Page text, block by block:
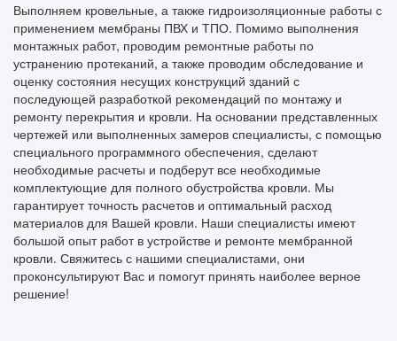
Выполняем кровельные, а также гидроизоляционные работы с
применением мембраны ПВХ и ТПО. Помимо выполнения
монтажных работ, проводим ремонтные работы по
устранению протеканий, а также проводим обследование и
оценку состояния несущих конструкций зданий с
последующей разработкой рекомендаций по монтажу и
ремонту перекрытия и кровли. На основании представленных
чертежей или выполненных замеров специалисты, с помощью
специального программного обеспечения, сделают
необходимые расчеты и подберут все необходимые
комплектующие для полного обустройства кровли. Мы
гарантирует точность расчетов и оптимальный расход
материалов для Вашей кровли. Наши специалисты имеют
большой опыт работ в устройстве и ремонте мембранной
кровли. Свяжитесь с нашими специалистами, они
проконсультируют Вас и помогут принять наиболее верное
решение!